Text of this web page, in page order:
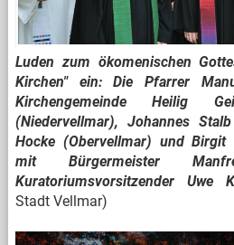
Luden zum ökomenischen
Kirchen" ein: Die Pfarrer
Kirchengemeinde Heilig
(Niedervellmar), Johannes
Hocke (Obervellmar) und Birgit
mit Bürgermeister
Kuratoriumsvorsitzender Uwe
Stadt Vellmar)